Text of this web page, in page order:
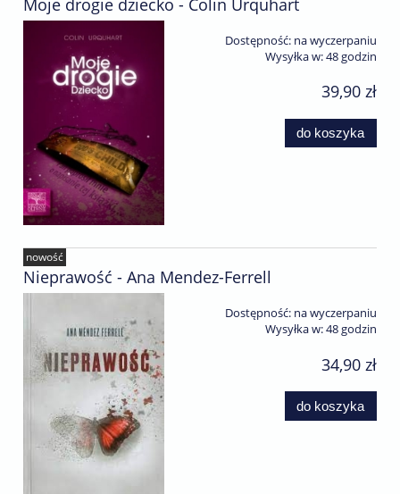
Dostępność: na wyczerpaniu
Wysyłka w:48 godzin
39,90 zł
do koszyka
Nieprawość - Ana Mendez-Ferrell
Dostępność: na wyczerpaniu
Wysyłka w:48 godzin
34,90 zł
do koszyka
nowość